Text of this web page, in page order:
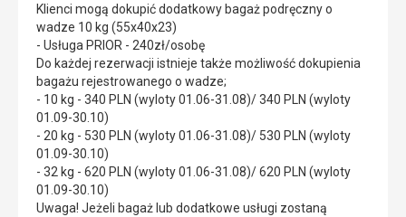
Klienci mogą dokupić dodatkowy bagaż podręczny o
wadze 10 kg (55x40x23)
- Usługa PRIOR - 240zł/osobę
Do każdej rezerwacji istnieje także możliwość dokupienia
bagażu rejestrowanego o wadze;
- 10 kg - 340 PLN (wyloty 01.06-31.08)/ 340 PLN (wyloty
01.09-30.10)
- 20 kg - 530 PLN (wyloty 01.06-31.08)/ 530 PLN (wyloty
01.09-30.10)
- 32 kg - 620 PLN (wyloty 01.06-31.08)/ 620 PLN (wyloty
01.09-30.10)
Uwaga! Jeżeli bagaż lub dodatkowe usługi zostaną